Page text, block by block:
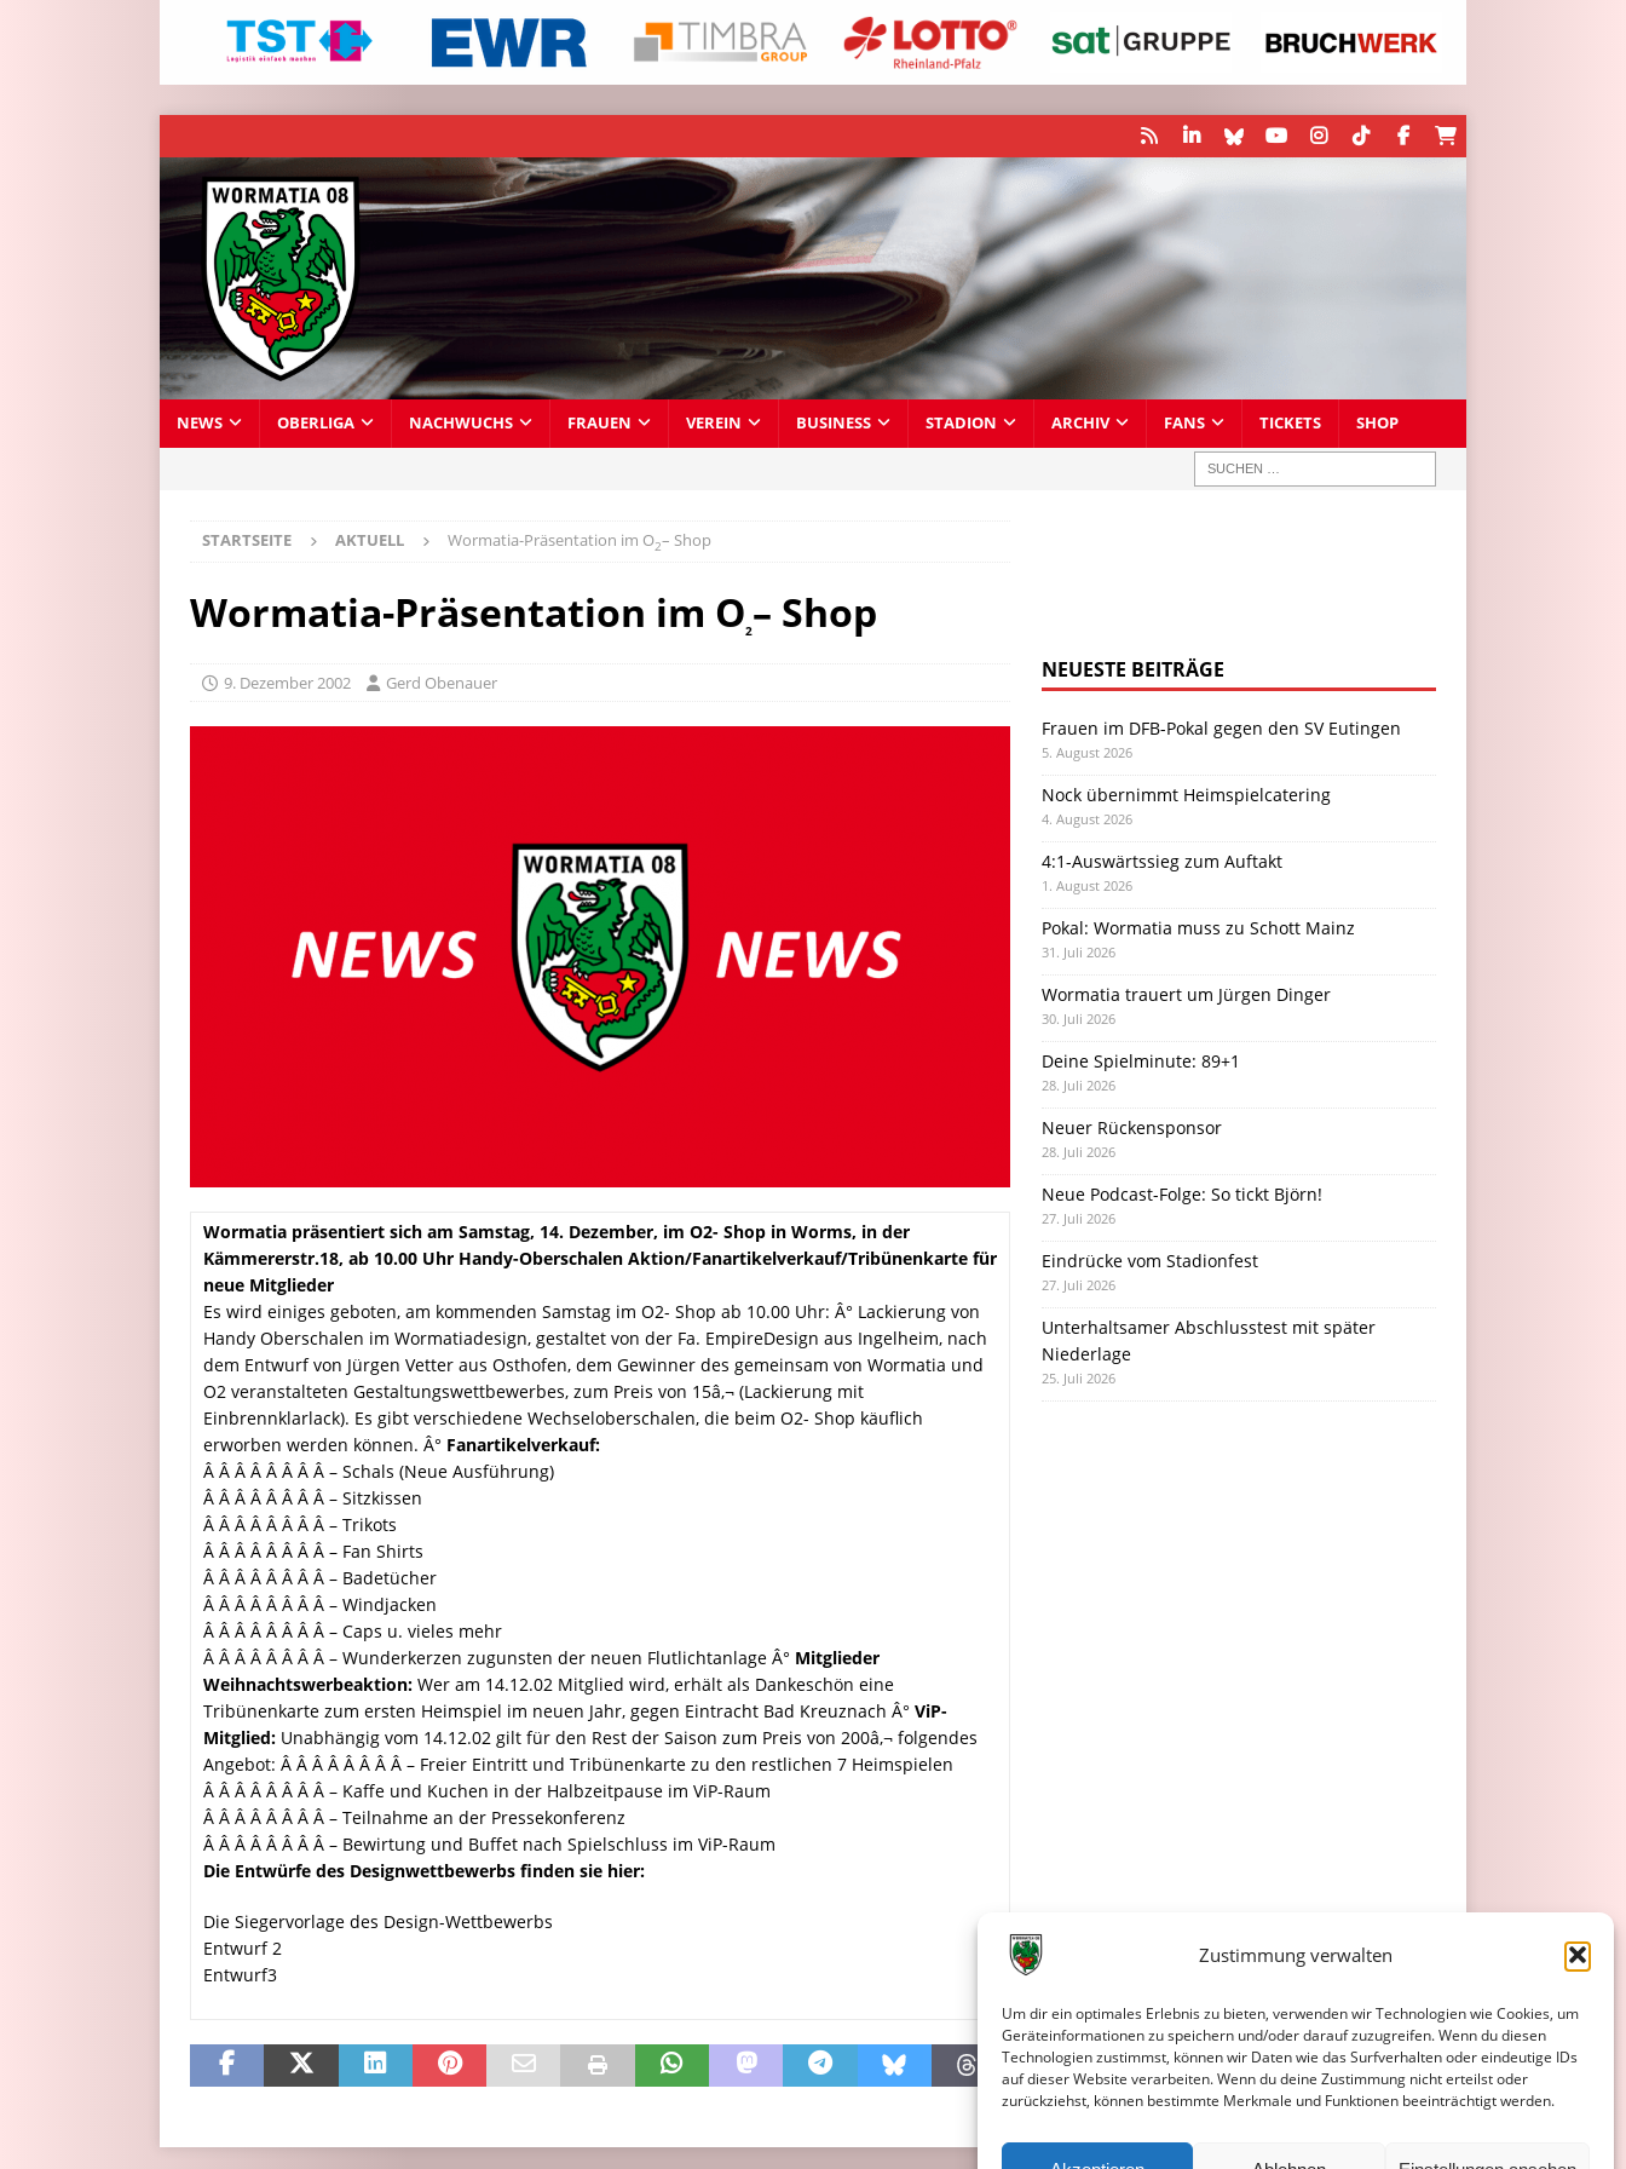
Zustimmung verwalten
Um dir ein optimales Erlebnis zu bieten, verwenden wir Technologien wie Cookies, um
Geräteinformationen zu speichern und/oder darauf zuzugreifen. Wenn du diesen
Technologien zustimmst, können wir Daten wie das Surfverhalten oder eindeutige IDs
auf dieser Website verarbeiten. Wenn du deine Zustimmung nicht erteilst oder
zurückziehst, können bestimmte Merkmale und Funktionen beeinträchtigt werden.
NEWS OBERLIGA NACHWUCHS FRAUEN VEREIN BUSINESS STADION ARCHIV FANS TICKETS SHOP
STARTSEITE AKTUELL Wormatia-Präsentation im O2– Shop
Wormatia-Präsentation im O2– Shop
9. Dezember 2002 Gerd Obenauer
Wormatia präsentiert sich am Samstag, 14. Dezember, im O2- Shop in Worms, in der
Kämmererstr.18, ab 10.00 Uhr Handy-Oberschalen Aktion/Fanartikelverkauf/Tribünenkarte für
neue Mitglieder
Es wird einiges geboten, am kommenden Samstag im O2- Shop ab 10.00 Uhr: Â° Lackierung von
Handy Oberschalen im Wormatiadesign, gestaltet von der Fa. EmpireDesign aus Ingelheim, nach
dem Entwurf von Jürgen Vetter aus Osthofen, dem Gewinner des gemeinsam von Wormatia und
O2 veranstalteten Gestaltungswettbewerbes, zum Preis von 15â‚¬ (Lackierung mit
Einbrennklarlack). Es gibt verschiedene Wechseloberschalen, die beim O2- Shop käuflich
erworben werden können. Â° Fanartikelverkauf:
Â Â Â Â Â Â Â Â – Schals (Neue Ausführung)
Â Â Â Â Â Â Â Â – Sitzkissen
Â Â Â Â Â Â Â Â – Trikots
Â Â Â Â Â Â Â Â – Fan Shirts
Â Â Â Â Â Â Â Â – Badetücher
Â Â Â Â Â Â Â Â – Windjacken
Â Â Â Â Â Â Â Â – Caps u. vieles mehr
Â Â Â Â Â Â Â Â – Wunderkerzen zugunsten der neuen Flutlichtanlage Â° Mitglieder
Weihnachtswerbeaktion: Wer am 14.12.02 Mitglied wird, erhält als Dankeschön eine
Tribünenkarte zum ersten Heimspiel im neuen Jahr, gegen Eintracht Bad Kreuznach Â° ViP-
Mitglied: Unabhängig vom 14.12.02 gilt für den Rest der Saison zum Preis von 200â‚¬ folgendes
Angebot: Â Â Â Â Â Â Â Â – Freier Eintritt und Tribünenkarte zu den restlichen 7 Heimspielen
Â Â Â Â Â Â Â Â – Kaffe und Kuchen in der Halbzeitpause im ViP-Raum
Â Â Â Â Â Â Â Â – Teilnahme an der Pressekonferenz
Â Â Â Â Â Â Â Â – Bewirtung und Buffet nach Spielschluss im ViP-Raum
Die Entwürfe des Designwettbewerbs finden sie hier:
Die Siegervorlage des Design-Wettbewerbs
Entwurf 2
Entwurf3
NEUESTE BEITRÄGE
Frauen im DFB-Pokal gegen den SV Eutingen
5. August 2026
Nock übernimmt Heimspielcatering
4. August 2026
4:1-Auswärtssieg zum Auftakt
1. August 2026
Pokal: Wormatia muss zu Schott Mainz
31. Juli 2026
Wormatia trauert um Jürgen Dinger
30. Juli 2026
Deine Spielminute: 89+1
28. Juli 2026
Neuer Rückensponsor
28. Juli 2026
Neue Podcast-Folge: So tickt Björn!
27. Juli 2026
Eindrücke vom Stadionfest
27. Juli 2026
Unterhaltsamer Abschlusstest mit später
Niederlage
25. Juli 2026